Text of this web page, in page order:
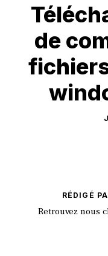
de
RÉDIGÉ
Retrouvez nous